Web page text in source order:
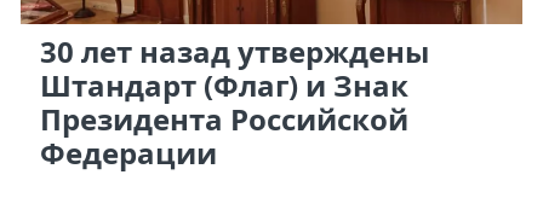
30 лет назад утверждены
Штандарт (Флаг) и Знак
Президента Российской
Федерации